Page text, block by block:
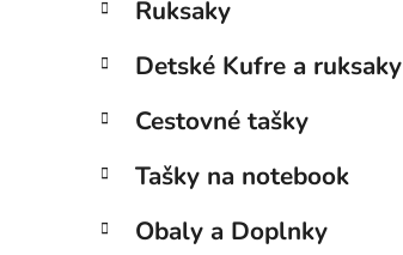
ý
a
n
e
l
e
ó
i
Ruksaky
Detské Kufre a ruksaky
Cestovné tašky
Tašky na notebook
Obaly a Doplnky